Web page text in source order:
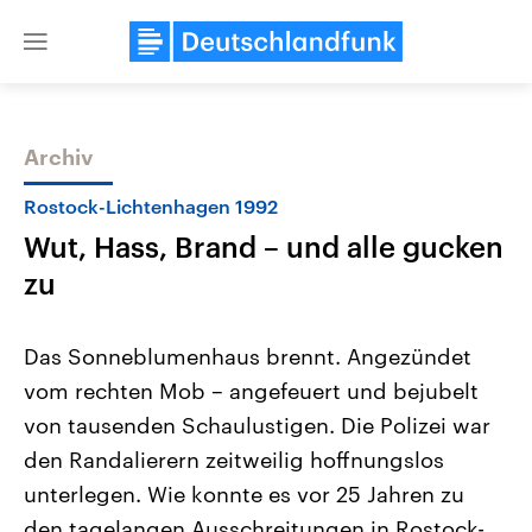
Close
Themen
Landtagswahl Sachsen-Anhalt
2026
Alle Informationen
Sachsen-Anhalt wählt am 6.
September 2026 einen neuen
Landtag. Seit 2021 wird das
Bundesland von einer Koalition aus
USA
Aktuelle Beiträge,
Hintergründe
Wirtschaftlich und
gehören die Vereinigten
den mächtigsten Ländern
mit großem Einfluss auf
Archiv
Rostock-Lichtenhagen 1992
Wut, Hass, Brand – und alle gucken
zu
Das Sonneblumenhaus brennt. Angezündet
vom rechten Mob – angefeuert und bejubelt
von tausenden Schaulustigen. Die Polizei war
den Randalierern zeitweilig hoffnungslos
unterlegen. Wie konnte es vor 25 Jahren zu